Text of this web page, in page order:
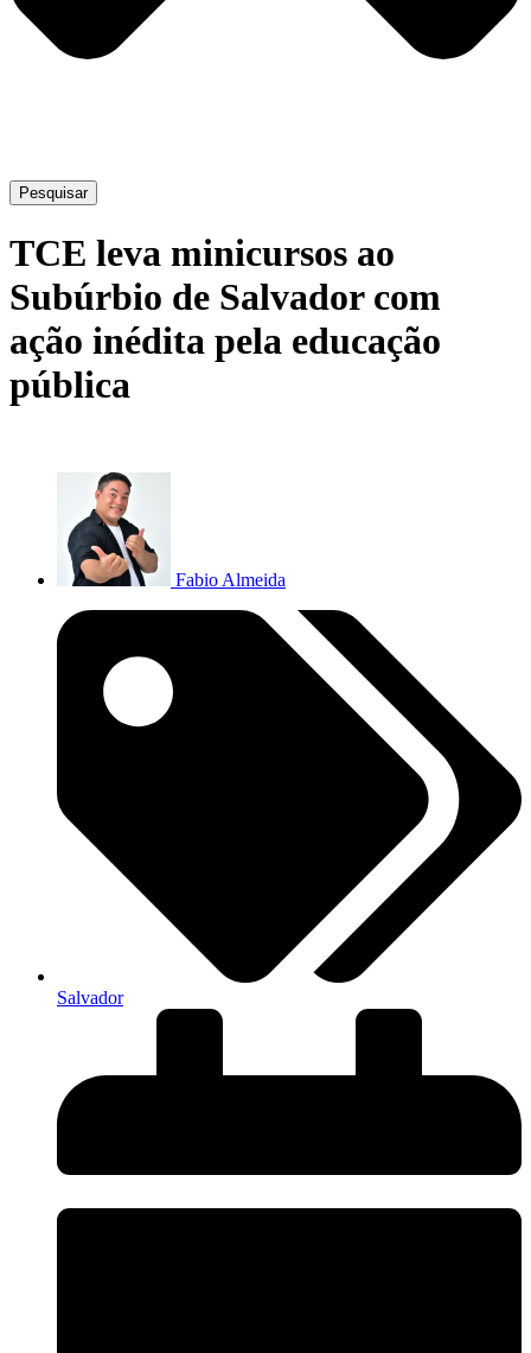
Pesquisar
TCE leva minicursos ao
Subúrbio de Salvador com
ação inédita pela educação
pública
Fabio Almeida
Salvador